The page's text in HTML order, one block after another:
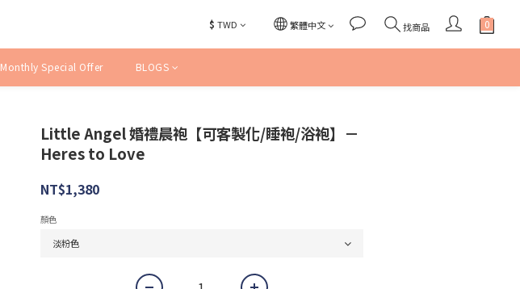
$ TWD 繁體中文 找商品
Monthly Special Offer BLOGS
Little Angel 婚禮晨袍【可客製化/睡袍/浴袍】－
Heres to Love
NT$1,380
顏色